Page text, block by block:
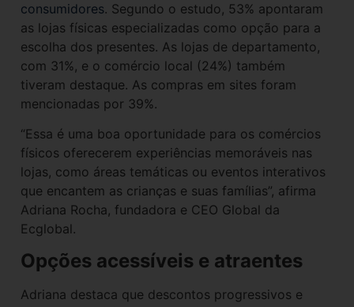
consumidores. Segundo o estudo, 53% apontaram
as lojas físicas especializadas como opção para a
escolha dos presentes. As lojas de departamento,
com 31%, e o comércio local (24%) também
tiveram destaque. As compras em sites foram
mencionadas por 39%.
“Essa é uma boa oportunidade para os comércios
físicos oferecerem experiências memoráveis nas
lojas, como áreas temáticas ou eventos interativos
que encantem as crianças e suas famílias”, afirma
Adriana Rocha, fundadora e CEO Global da
Ecglobal.
Opções acessíveis e atraentes
Adriana destaca que descontos progressivos e